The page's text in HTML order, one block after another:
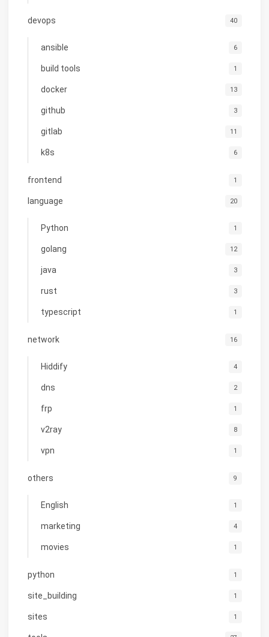
devops 40
ansible 6
build tools 1
docker 13
github 3
gitlab 11
k8s 6
frontend 1
language 20
Python 1
golang 12
java 3
rust 3
typescript 1
network 16
Hiddify 4
dns 2
frp 1
v2ray 8
vpn 1
others 9
English 1
marketing 4
movies 1
python 1
site_building 1
sites 1